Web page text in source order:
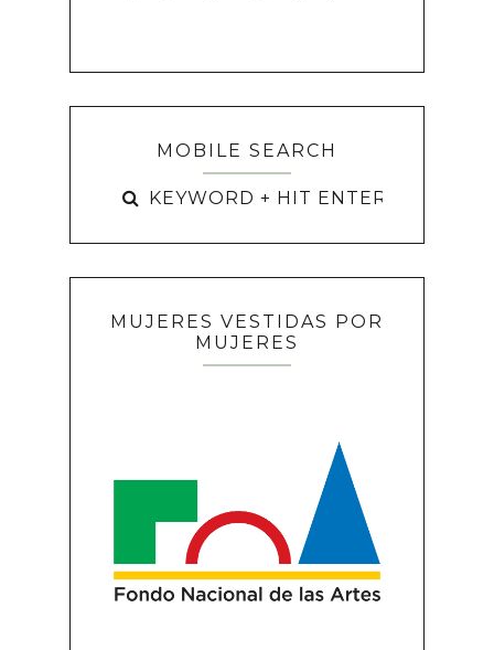
MOBILE SEARCH
MUJERES VESTIDAS POR
MUJERES